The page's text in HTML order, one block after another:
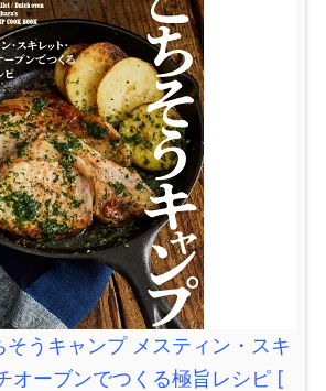
そうキャンプ メスティン・スキ
オーブンでつくる極旨レシピ [